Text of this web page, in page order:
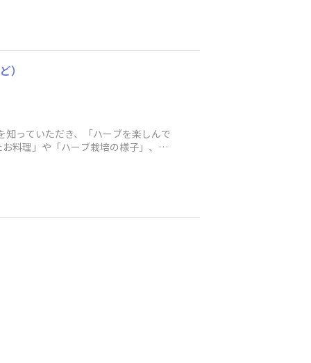
）
っていただき、「ハーブを楽しんで
料理」や「ハーブ栽培の様子」、